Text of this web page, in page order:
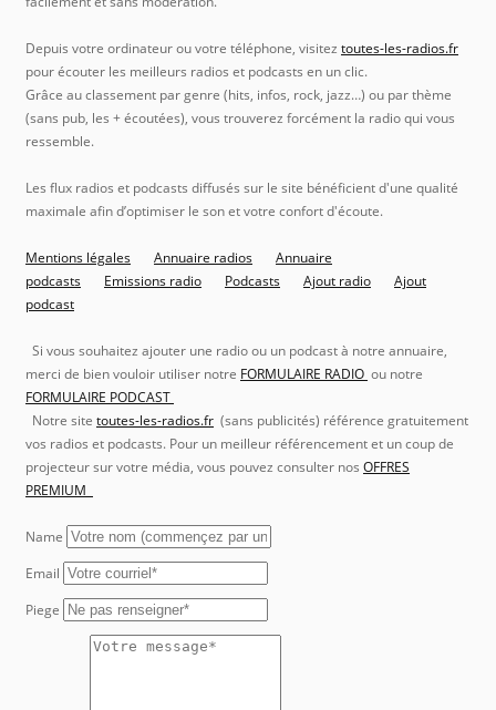
Depuis votre ordinateur ou votre téléphone, visitez toutes-les-radios.fr
pour écouter les meilleurs radios et podcasts en un clic.
Grâce au classement par genre (hits, infos, rock, jazz…) ou par thème
(sans pub, les + écoutées), vous trouverez forcément la radio qui vous
ressemble.
Les flux radios et podcasts diffusés sur le site bénéficient d'une qualité
maximale afin d’optimiser le son et votre confort d'écoute.
Mentions légales Annuaire radios
Annuaire
podcasts
Emissions radio Podcasts Ajout radio
Ajout
podcast
Si vous souhaitez ajouter une radio ou un podcast à notre annuaire,
merci de bien vouloir utiliser notre FORMULAIRE RADIO ou notre
FORMULAIRE PODCAST
Notre site toutes-les-radios.fr (sans publicités) référence gratuitement
vos radios et podcasts. Pour un meilleur référencement et un coup de
projecteur sur votre média, vous pouvez consulter nos OFFRES
PREMIUM
Name
Email
Piege